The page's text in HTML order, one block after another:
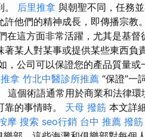
后里推拿 與朝聖不同，任務
他們的精神成長，即傳播宗教。
在這方面非常活躍，尤其是基督
某人對某事或提供某些東西負
，公司可以保證您的產品質量或
拿 竹北中醫診所推薦 “保證”一
這個術語通常用於商業和法律
的事情時。 天母 撥筋 本文詳
摩 搜索 seo行銷 台中 推薦 撥筋